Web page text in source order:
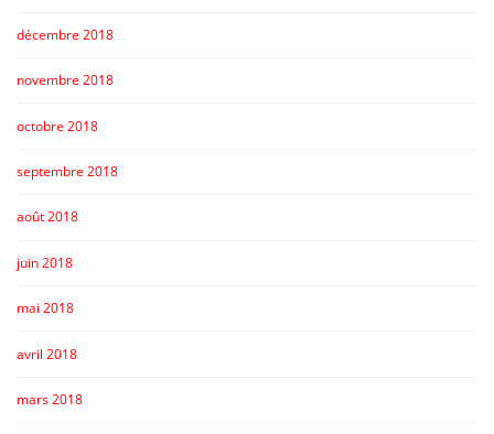
décembre 2018
novembre 2018
octobre 2018
septembre 2018
août 2018
juin 2018
mai 2018
avril 2018
mars 2018